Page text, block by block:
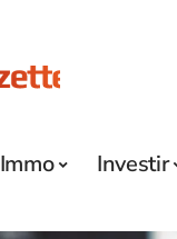
Immo Investir